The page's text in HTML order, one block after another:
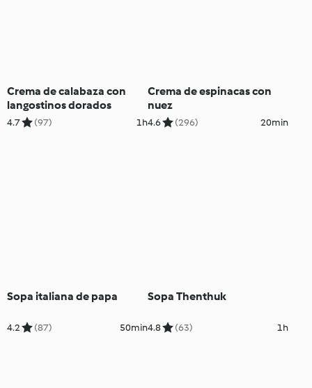
Crema de calabaza con
langostinos dorados
4.7 (97) 1h
Crema de espinacas con
nuez
4.6 (296) 20min
Sopa italiana de papa
4.2 (87) 50min
Sopa Thenthuk
4.8 (63) 1h